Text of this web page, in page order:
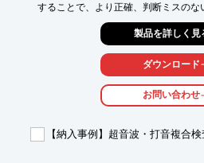
することで、より正確、判断ミスのな
※詳しくはPDF資料をご覧いただくか
製品を詳しく見
ダウンロード
お問い合わせ
【納入事例】超音波・打音複合